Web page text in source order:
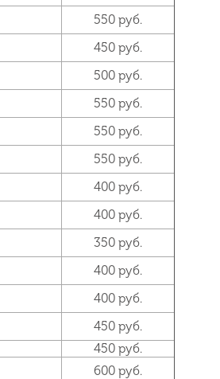
550 руб.
450 руб.
500 руб.
550 руб.
550 руб.
550 руб.
400 руб.
400 руб.
350 руб.
400 руб.
400 руб.
450 руб.
450 руб.
600 руб.